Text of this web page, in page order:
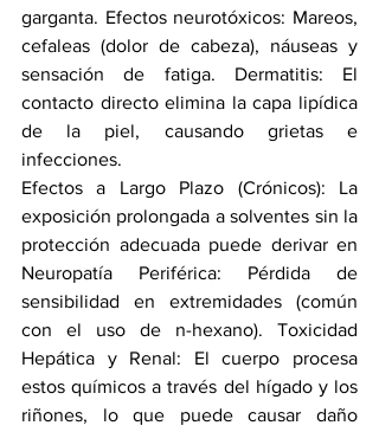
garganta. Efectos neurotóxicos: Mareos,
cefaleas (dolor de cabeza), náuseas y
sensación de fatiga. Dermatitis: El
contacto directo elimina la capa lipídica
de la piel, causando grietas e
infecciones.
Efectos a Largo Plazo (Crónicos): La
exposición prolongada a solventes sin la
protección adecuada puede derivar en
Neuropatía Periférica: Pérdida de
sensibilidad en extremidades (común
con el uso de n-hexano). Toxicidad
Hepática y Renal: El cuerpo procesa
estos químicos a través del hígado y los
riñones, lo que puede causar daño